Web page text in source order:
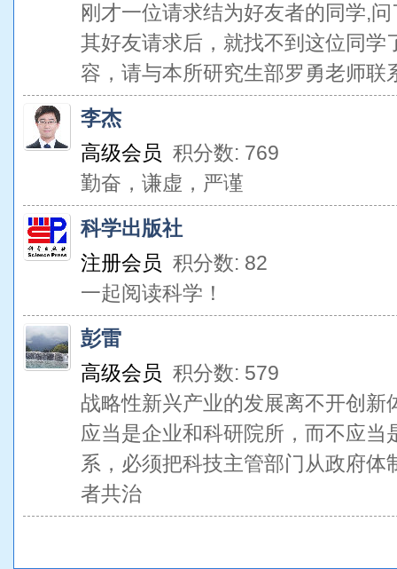
刚才一位请求结为好友者的同学,
其好友请求后，就找不到这位同
容，请与本所研究生部罗勇老师联
李杰
高级会员 积分数: 769
勤奋，谦虚，严谨
科学出版社
注册会员 积分数: 82
一起阅读科学！
彭雷
高级会员 积分数: 579
战略性新兴产业的发展离不开创
应当是企业和科研院所，而不应
系，必须把科技主管部门从政府
者共治